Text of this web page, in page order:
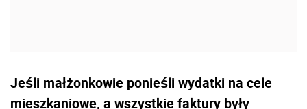
Jeśli małżonkowie ponieśli wydatki na cele
mieszkaniowe, a wszystkie faktury były